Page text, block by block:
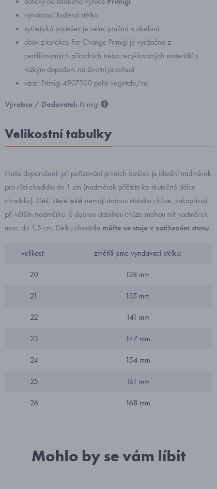
vyndavací kožená stélka
syntetická podešev je velmi pružná a ohebná
obuv z kolekce For Change Primigi je vyráběna z
certifikovaných přírodních nebo recyklovaných materiálů s
nízkým dopadem na životní prostředí
vzor: Primigi 4907500 pelle vegetale/cu
Výrobce / Dodavatel: Primigi
Velikostní tabulky
Naše doporučení: při pořizování prvních botiček je ideální nadměrek
pro růst chodidla do 1 cm (nadměrek přičtěte ke skutečné délce
chodidla). Děti, které ještě nemají dobrou stabilitu chůze, zakopávají
při větším nadměrku. S dobrou stabilitou chůze mohou mít nadměrek
max. do 1,5 cm. Délku chodidla měřte ve stoje v zatíženém stavu.
velikost: změřili jsme vyndavací stélku:
20 128 mm
21 135 mm
22 141 mm
23 147 mm
24 154 mm
25 161 mm
26 168 mm
Mohlo by se vám líbit